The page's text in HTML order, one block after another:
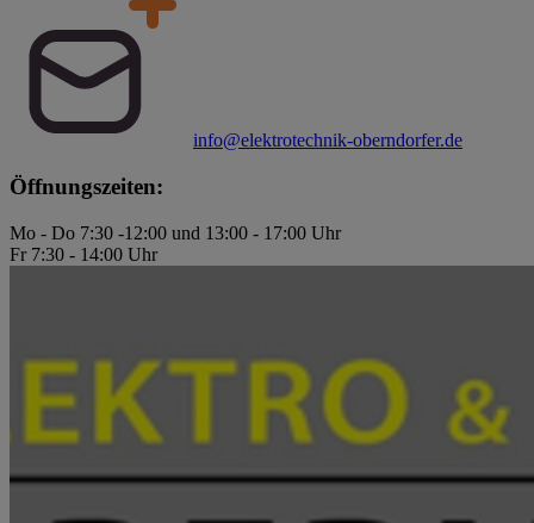
info@elektrotechnik-oberndorfer.de
Öffnungszeiten:
Mo - Do 7:30 -12:00 und 13:00 - 17:00 Uhr
Fr 7:30 - 14:00 Uhr